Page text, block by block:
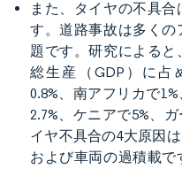
また、タイヤの不具
す。道路事故は多く
題です。研究による
総生産（GDP）に占
0.8%、南アフリカで
2.7%、ケニアで5%、
イヤ不具合の4大原因
および車両の過積載